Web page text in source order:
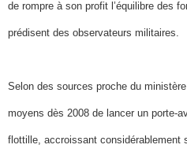
de rompre à son profit l’équilibre des
prédisent des observateurs militaires.
Selon des sources proche du
moyens dès 2008 de lancer un porte-
flottille, accroissant considérablement